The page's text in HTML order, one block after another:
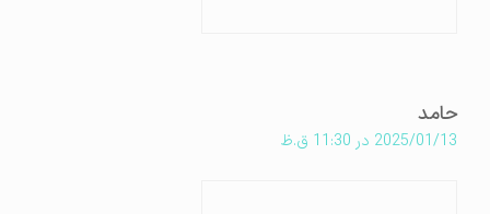
حامد
2025/01/13 در 11:30 ق.ظ